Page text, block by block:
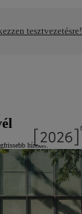
tesztvezetésre!
híreket.